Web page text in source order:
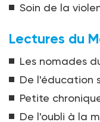
Soin de la
Lectures du
Les nomades
De l'éducation
Petite
De l'oubli à la